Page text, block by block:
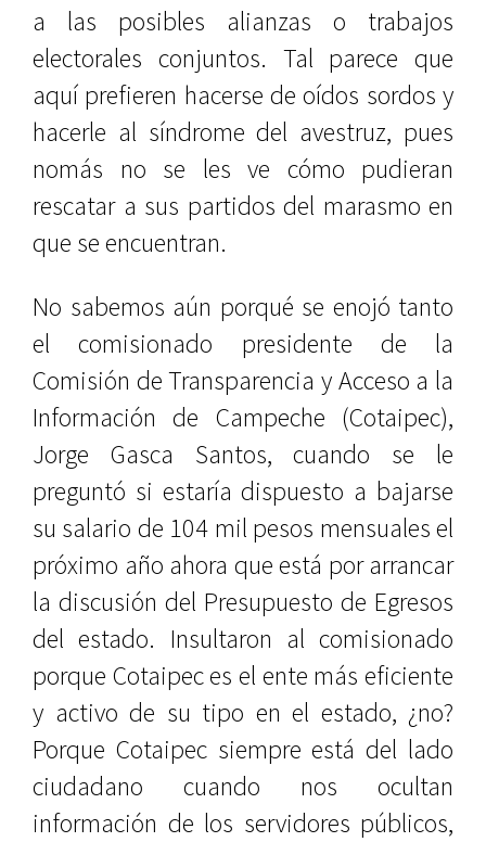
a las posibles alianzas o trabajos
electorales conjuntos. Tal parece que
aquí prefieren hacerse de oídos sordos y
hacerle al síndrome del avestruz, pues
nomás no se les ve cómo pudieran
rescatar a sus partidos del marasmo en
que se encuentran.
No sabemos aún porqué se enojó tanto
el comisionado
presidente de la
Comisión de Transparencia y Acceso a la
Información de Campeche (Cotaipec),
Jorge Gasca Santos, cuando se le
preguntó si estaría dispuesto a bajarse
su salario de 104 mil pesos mensuales el
próximo año ahora que está por arrancar
la discusión del Presupuesto de Egresos
del estado. Insultaron al comisionado
porque Cotaipec es el ente más eficiente
y activo de su tipo en el estado, ¿no?
Porque Cotaipec siempre está del lado
ciudadano cuando nos ocultan
información de los servidores públicos,